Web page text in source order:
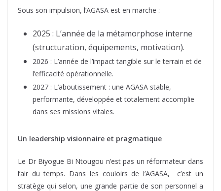
Sous son impulsion, l’AGASA est en marche :
2025 : L’année de la métamorphose interne
(structuration, équipements, motivation).
2026 : L’année de l’impact tangible sur le terrain et de
l’efficacité opérationnelle.
2027 : L’aboutissement : une AGASA stable,
performante, développée et totalement accomplie
dans ses missions vitales.
Un leadership visionnaire et pragmatique
Le Dr Biyogue Bi Ntougou n’est pas un réformateur dans
l’air du temps. Dans les couloirs de l’AGASA, c’est un
stratège qui selon, une grande partie de son personnel a